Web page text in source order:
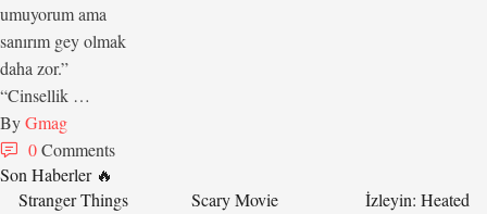
umuyorum ama
sanırım gey olmak
daha zor.”
“Cinsellik …
By Gmag
0 Comments
Son Haberler 🔥
Stranger Things
Scary Movie
İzleyin: Heated